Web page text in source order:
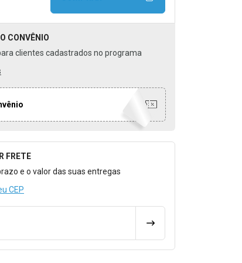
CONVÊNIO
clientes cadastrados no programa
Calcular o Frete
FRETE
e o valor das suas entregas
CEP
CALCULAR FRETE